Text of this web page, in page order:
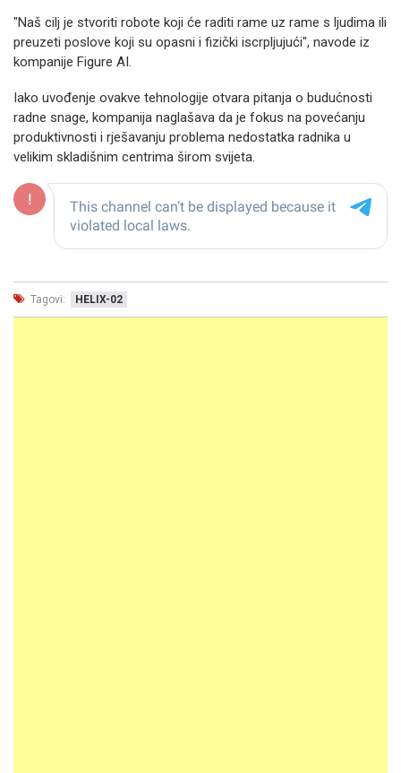
"Naš cilj je stvoriti robote koji će raditi rame uz rame s ljudima ili
preuzeti poslove koji su opasni i fizički iscrpljujući", navode iz
kompanije Figure AI.
Iako uvođenje ovakve tehnologije otvara pitanja o budućnosti
radne snage, kompanija naglašava da je fokus na povećanju
produktivnosti i rješavanju problema nedostatka radnika u
velikim skladišnim centrima širom svijeta.
Tagovi: HELIX-02